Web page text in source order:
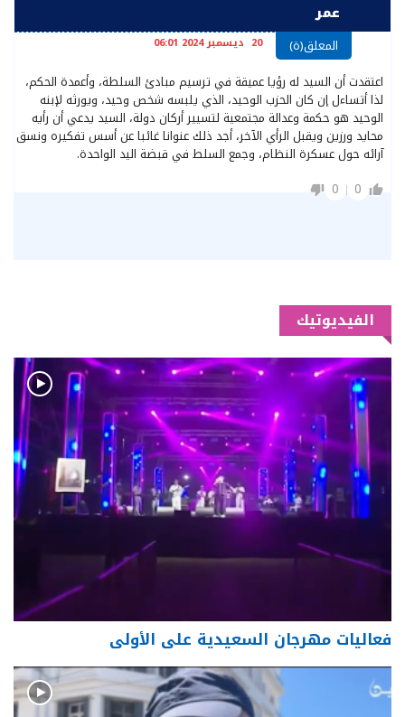
عمر
المعلق(ة) 20 ديسمبر 2024 06:01
اعتقدت أن السيد له رؤيا عميقة في ترسيم مبادئ السلطة، وأعمدة الحكم،
لذا أتساءل إن كان الحزب الوحيد، الذي يلبسه شخص وحيد، ويورثه لإبنه
الوحيد هو حكمة وعدالة مجتمعية لتسيير أركان دولة، السيد يدعي أن رأيه
محايد ورزين ويقبل الرأي الآخر، أجد ذلك عنوانا غائبا عن أسس تفكيره ونسق
آرائه حول عسكرة النظام، وجمع السلط في قبضة اليد الواحدة.
0
0
الفيديوتيك
فعاليات مهرجان السعيدية على الأولى